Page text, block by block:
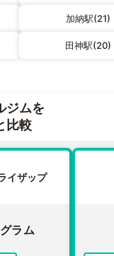
加納駅(21)
田神駅(20)
ジムを
比較
イザップ
ラム